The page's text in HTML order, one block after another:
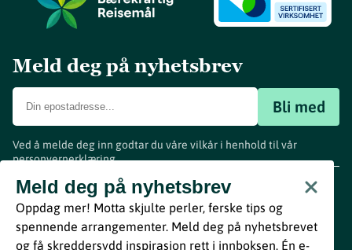
Meld deg på nyhetsbrev
Bli med
Ved å melde deg inn godtar du våre vilkår i henhold til vår
personvernerklæring.
Meld deg på nyhetsbrev
Oppdag mer! Motta skjulte perler, ferske tips og
spennende arrangementer. Meld deg på nyhetsbrevet
og få skreddersydd inspirasjon rett i innboksen. Én e-
www.visitvestfold.com
Turistinformasjon
Vestfold Fylkeskommune
ByBreakfast